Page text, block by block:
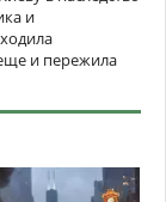
и
и пережила